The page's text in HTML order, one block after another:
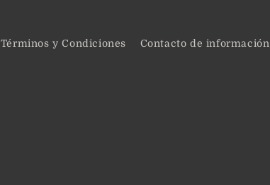
Términos y Condiciones Contacto de información